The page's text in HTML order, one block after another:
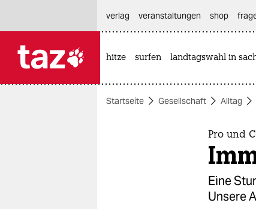
themen
verlag
veranstaltungen shop
hitze surfen landtagswahl in
Startseite Gesellschaft Alltag
Pro und
Eine
Unsere